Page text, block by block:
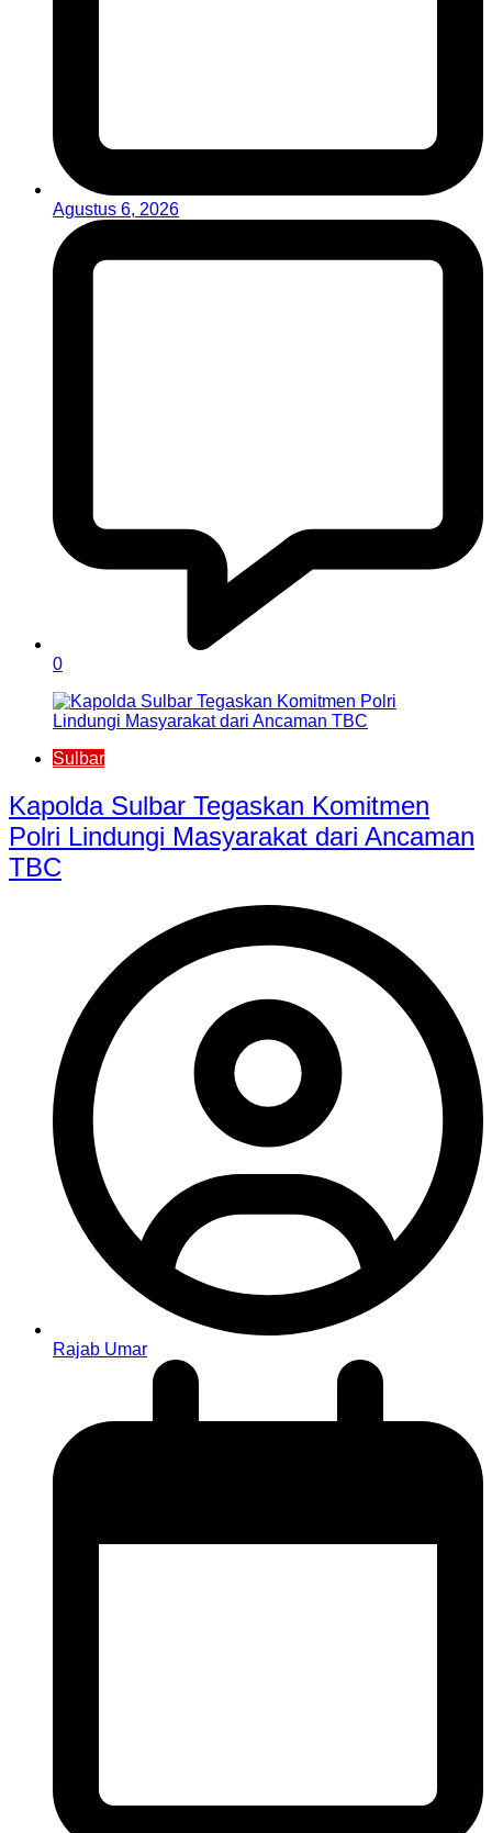
Agustus 6, 2026
0
Sulbar
Kapolda Sulbar Tegaskan Komitmen
Polri Lindungi Masyarakat dari Ancaman
TBC
Rajab Umar